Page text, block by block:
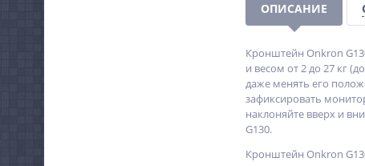
ОПИСАНИЕ
Кронштейн Onkron
и весом от 2 до 27 кг
даже менять его
зафиксировать
наклоняйте вверх и
G130.
Кронштейн Onkron